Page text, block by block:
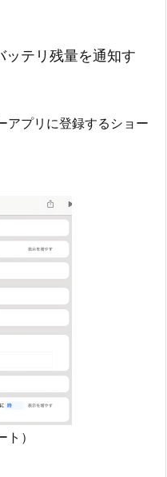
ッテリ残量を通知す
アプリに登録するショー
）